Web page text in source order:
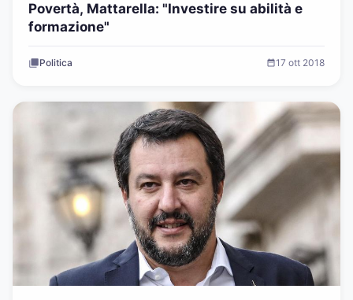
Povertà, Mattarella: "Investire su abilità e
formazione"
Politica 17 ott 2018